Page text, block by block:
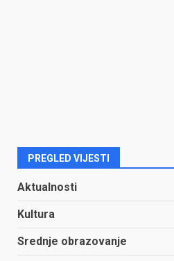
PREGLED VIJESTI
Aktualnosti
Kultura
Srednje obrazovanje